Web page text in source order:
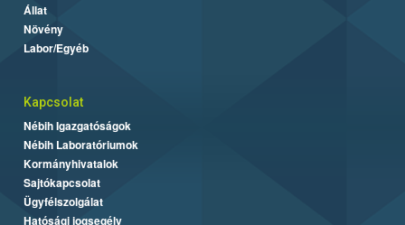
Állat
Növény
Labor/Egyéb
Kapcsolat
Nébih Igazgatóságok
Nébih Laboratóriumok
Kormányhivatalok
Sajtókapcsolat
Ügyfélszolgálat
Hatósági jogsegély